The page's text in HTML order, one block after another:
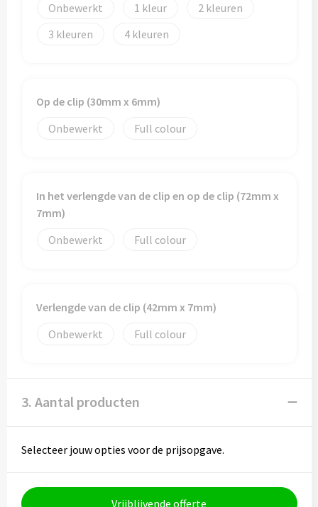
Onbewerkt
1
2
3
4
Op de clip (30mm x 6mm)
Onbewerkt
Full colour
In het verlengde van de clip en op de clip (72mm x
7mm)
Onbewerkt
Full colour
Verlengde van de clip (42mm x 7mm)
Onbewerkt
Full colour
3. Aantal producten
Selecteer jouw opties voor de prijsopgave.
Vrijblijvende offerte